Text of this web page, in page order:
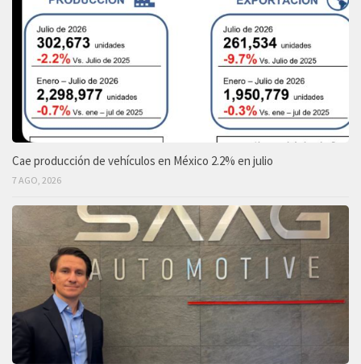
Cae producción de vehículos en México 2.2% en julio
7 AGO, 2026